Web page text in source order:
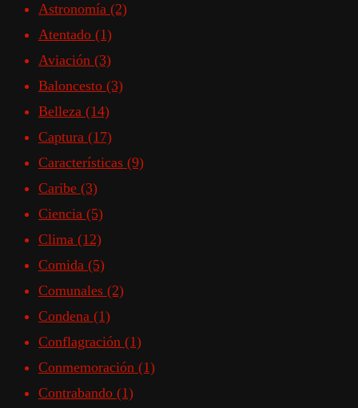
Astronomía (2)
Atentado (1)
Aviación (3)
Baloncesto (3)
Belleza (14)
Captura (17)
Características (9)
Caribe (3)
Ciencia (5)
Clima (12)
Comida (5)
Comunales (2)
Condena (1)
Conflagración (1)
Conmemoración (1)
Contrabando (1)